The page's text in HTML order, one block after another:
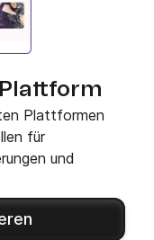
Plattformen
für
und